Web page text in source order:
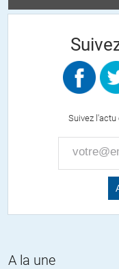
Lt Briggs
D’accord avec vous
quitté le parti de droite
Foyer juif, qui est
la solution à deux États
juifs au sein d’Israël, et
Suivez
A la une